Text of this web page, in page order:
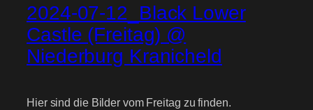
2024-07-12_Black Lower
Castle (Freitag) @
Niederburg Kranicheld
Hier sind die Bilder vom Freitag zu finden.